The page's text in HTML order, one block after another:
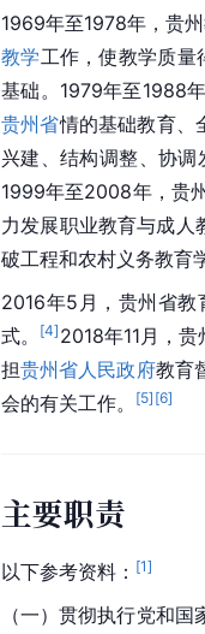
1969年至1978年，贵
教学工作，使教学质量
基础。1979年至1988
贵州省情的基础教育、
兴建、结构调整、协
1999年至2008年，贵
力发展职业教育与成人
破工程和农村义务教育
2016年5月，贵州省教
式。
[4] 2018年11月，
担贵州省人民政府教育
会的有关工作。
[5] [6]
主要职责
以下参考资料： [1]
（一）贯彻执行党和